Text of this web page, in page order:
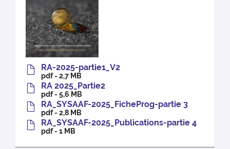
RA-2025-partie1_V2
pdf - 2,7 MB
RA 2025_Partie2
pdf - 5,6 MB
RA_SYSAAF-2025_FicheProg-partie 3
pdf - 2,8 MB
RA_SYSAAF-2025_Publications-partie 4
pdf - 1 MB